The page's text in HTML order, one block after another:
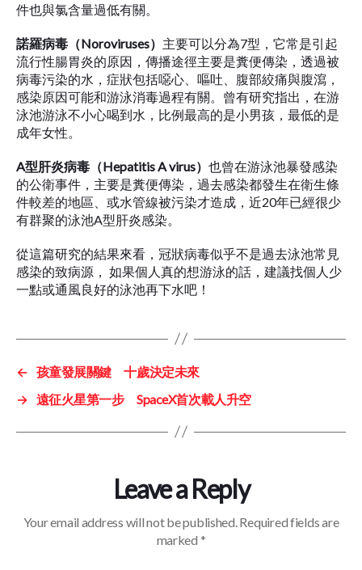
件也與氯含量過低有關。
諾羅病毒（Noroviruses） 主要可以分為7型，它常是引起
流行性腸胃炎的原因，傳播途徑主要是糞便傳染，透過被
病毒污染的水，症狀包括噁心、嘔吐、腹部絞痛與腹瀉，
感染原因可能和游泳消毒過程有關。曾有研究指出，在游
泳池游泳不小心喝到水，比例最高的是小男孩，最低的是
成年女性。
A型肝炎病毒（Hepatitis A virus） 也曾在游泳池暴發感染
的公衛事件，主要是糞便傳染，過去感染都發生在衛生條
件較差的地區、或水管線被污染才造成，近20年已經很少
有群聚的泳池A型肝炎感染。
從這篇研究的結果來看，冠狀病毒似乎不是過去泳池常見
感染的致病源， 如果個人真的想游泳的話，建議找個人少
一點或通風良好的泳池再下水吧！
← 孩童發展關鍵 十歲決定未來
→ 遠征火星第一步 SpaceX首次載人升空
Leave a Reply
Your email address will not be published. Required fields are
marked *